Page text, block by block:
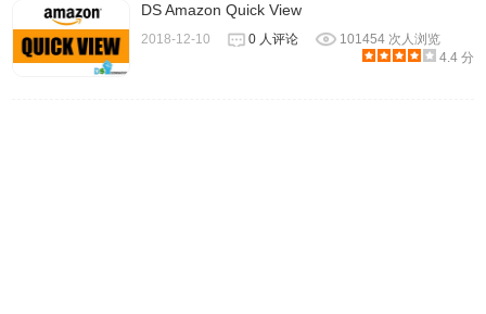
DS Amazon Quick View
2018-12-10 0 人评论
101454 次人浏览
4.4 分